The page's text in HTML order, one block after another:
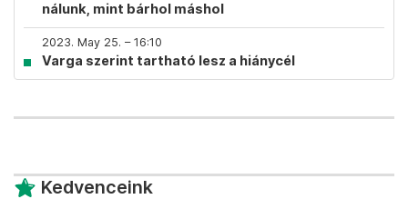
nálunk, mint bárhol máshol
2023. May 25. – 16:10
Varga szerint tartható lesz a hiánycél
Kedvenceink